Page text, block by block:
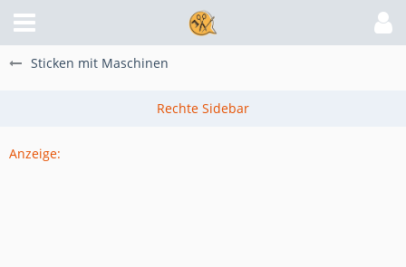
Sticken mit Maschinen
Anzeige: